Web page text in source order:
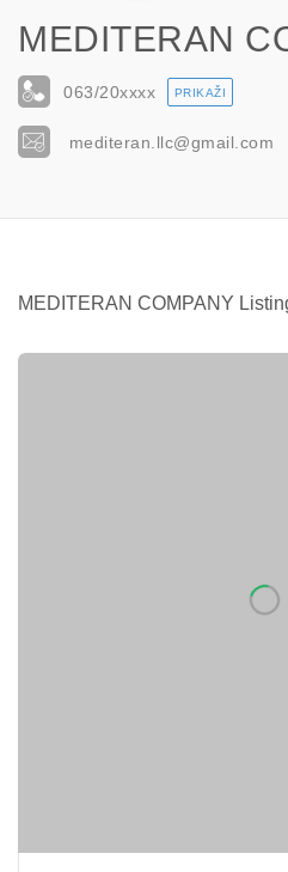
MEDITERAN
063/20xxxx PRIKAŽI
mediteran.llc@gmail.com
MEDITERAN COMPANY